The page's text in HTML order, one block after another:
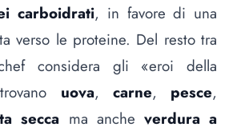
carboidrati, in favore di una
verso le proteine. Del resto tra
considera gli «eroi della
uova, carne, pesce,
secca ma anche verdura a